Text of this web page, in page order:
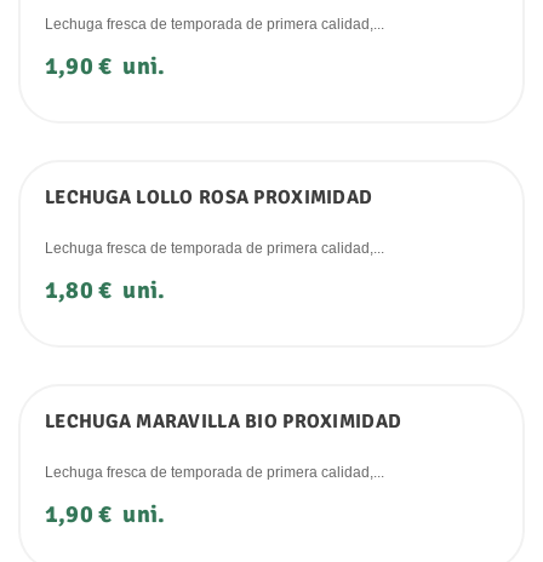
Lechuga fresca de temporada de primera calidad,...
Precio
1,90 € uni.
LECHUGA LOLLO ROSA PROXIMIDAD
Lechuga fresca de temporada de primera calidad,...
Precio
1,80 € uni.
LECHUGA MARAVILLA BIO PROXIMIDAD
Lechuga fresca de temporada de primera calidad,...
Precio
1,90 € uni.